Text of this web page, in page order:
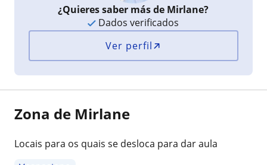
¿Quieres saber más de Mirlane?
Dados verificados
Ver perfil
Zona de Mirlane
Locais para os quais se desloca para dar aula